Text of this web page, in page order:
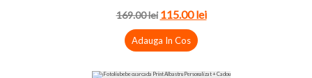
169.00 lei 115.00 lei
Adauga In Cos